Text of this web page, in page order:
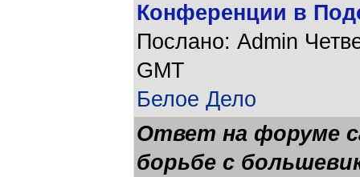
Конференции в
Послано: Admin
GMT
Белое Дело
Ответ на форуме
борьбе с